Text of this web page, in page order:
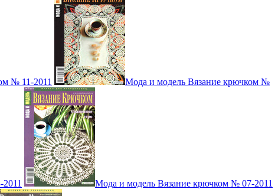
№ 11-2011 Мода и модель Вязание крючком №
Мода и модель Вязание крючком № 07-2011